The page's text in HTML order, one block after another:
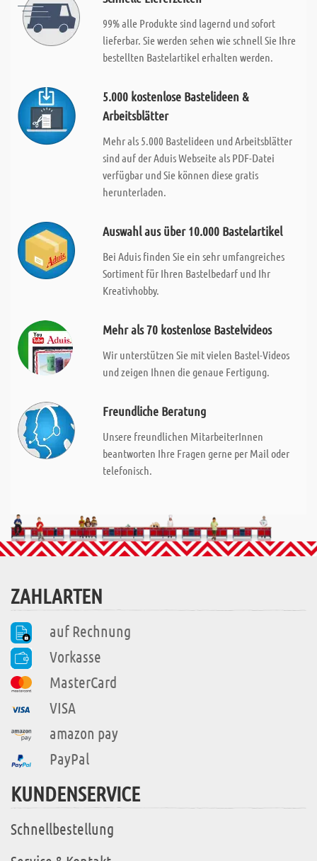
99% alle Produkte sind lagernd und sofort
lieferbar. Sie werden sehen wie schnell Sie Ihre
bestellten Bastelartikel erhalten werden.
5.000 kostenlose Bastelideen &
Arbeitsblätter
Mehr als 5.000 Bastelideen und Arbeitsblätter
sind auf der Aduis Webseite als PDF-Datei
verfügbar und Sie können diese gratis
herunterladen.
Auswahl aus über 10.000 Bastelartikel
Bei Aduis finden Sie ein sehr umfangreiches
Sortiment für Ihren Bastelbedarf und Ihr
Kreativhobby.
Mehr als 70 kostenlose Bastelvideos
Wir unterstützen Sie mit vielen Bastel-Videos
und zeigen Ihnen die genaue Fertigung.
Freundliche Beratung
Unsere freundlichen MitarbeiterInnen
beantworten Ihre Fragen gerne per Mail oder
telefonisch.
ZAHLARTEN
auf Rechnung
Vorkasse
MasterCard
VISA
amazon pay
PayPal
KUNDENSERVICE
Schnellbestellung